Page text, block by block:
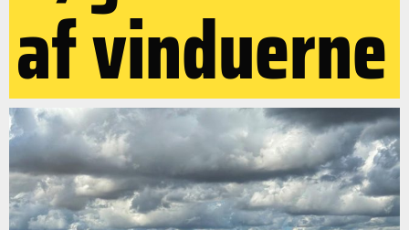
af vinduerne